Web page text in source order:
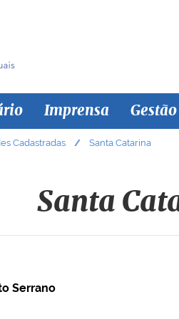
Imprensa
Cadastradas Santa Catarina
Santa
Serrano